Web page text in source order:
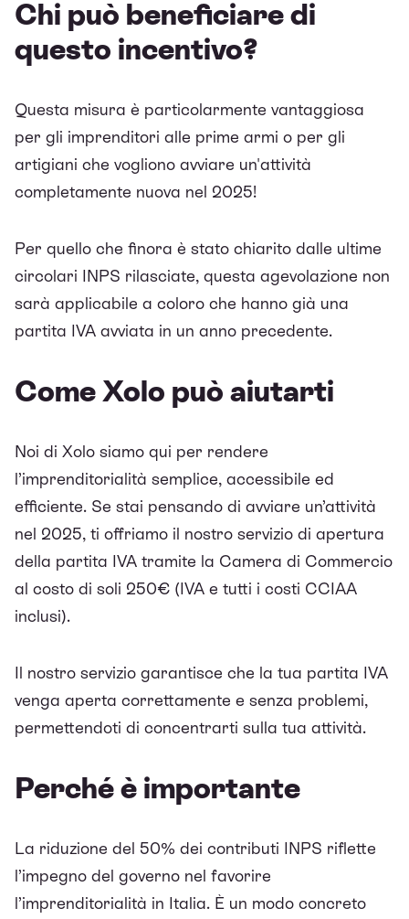
Chi può beneficiare di
questo incentivo?
Questa misura è particolarmente vantaggiosa
per gli imprenditori alle prime armi o per gli
artigiani che vogliono avviare un'attività
completamente nuova nel 2025!
Per quello che finora è stato chiarito dalle ultime
circolari INPS rilasciate, questa agevolazione non
sarà applicabile a coloro che hanno già una
partita IVA avviata in un anno precedente.
Come Xolo può aiutarti
Noi di Xolo siamo qui per rendere
l’imprenditorialità semplice, accessibile ed
efficiente. Se stai pensando di avviare un’attività
nel 2025, ti offriamo il nostro servizio di apertura
della partita IVA tramite la Camera di Commercio
al costo di soli 250€ (IVA e tutti i costi CCIAA
inclusi).
Il nostro servizio garantisce che la tua partita IVA
venga aperta correttamente e senza problemi,
permettendoti di concentrarti sulla tua attività.
Perché è importante
La riduzione del 50% dei contributi INPS riflette
l’impegno del governo nel favorire
l’imprenditorialità in Italia. È un modo concreto